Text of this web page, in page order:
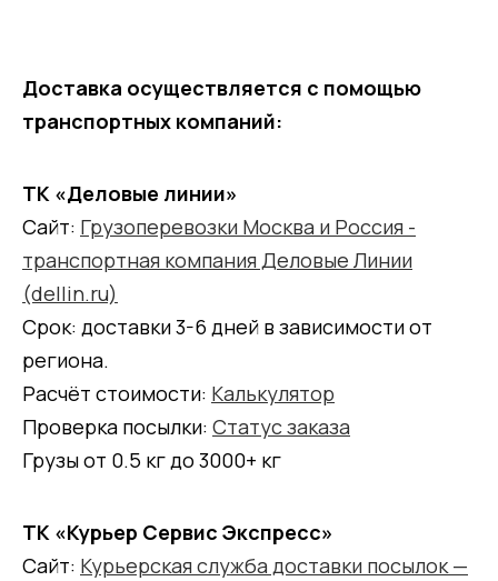
Доставка осуществляется с помощью
транспортных компаний:
ТК «Деловые линии»
Сайт: Грузоперевозки Москва и Россия -
транспортная компания Деловые Линии
(dellin.ru)
Срок: доставки 3-6 дней в зависимости от
региона.
Расчёт стоимости: Калькулятор
Проверка посылки: Статус заказа
Грузы от 0.5 кг до 3000+ кг
ТК «Курьер Сервис Экспресс»
Сайт: Курьерская служба доставки посылок —